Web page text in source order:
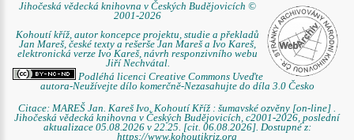
Jihočeská vědecká knihovna v Českých Budějovicích ©
2001-2026
Kohoutí kříž, autor koncepce projektu, studie a překladů
Jan Mareš, české texty a rešerše Jan Mareš a Ivo Kareš,
elektronická verze Ivo Kareš, návrh responzivního webu
Jiří Nechvátal.
Podléhá licenci Creative Commons Uveďte
autora-Neužívejte dílo komerčně-Nezasahujte do díla 3.0 Česko
Citace: MAREŠ Jan. Kareš Ivo. Kohoutí Kříž : šumavské ozvěny [on-line] .
Jihočeská vědecká knihovna v Českých Budějovicích, c2001-2026, poslední
aktualizace 05.08.2026 v 22.25. [cit. 06.08.2026]. Dostupné z:
https://www.kohoutikriz.org